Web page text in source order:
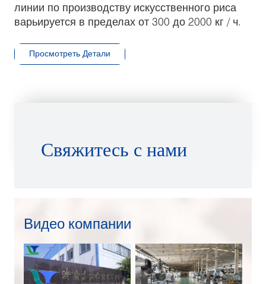
линии по производству искусственного риса
варьируется в пределах от 300 до 2000 кг / ч.
Просмотреть Детали
Свяжитесь с нами
Видео компании